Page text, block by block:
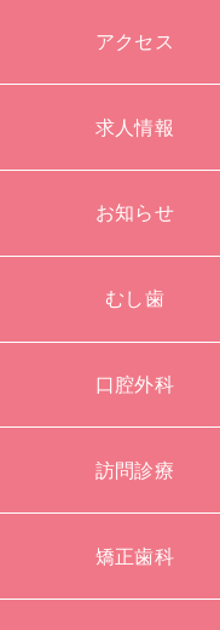
アクセス
求人情報
お知らせ
むし歯
口腔外科
訪問診療
矯正歯科